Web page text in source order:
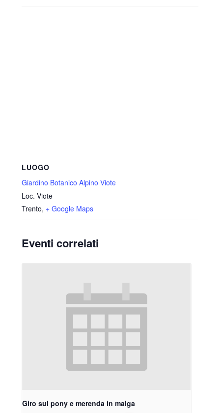
LUOGO
Giardino Botanico Alpino Viote
Loc. Viote
Trento, + Google Maps
Eventi correlati
Giro sul pony e merenda in malga